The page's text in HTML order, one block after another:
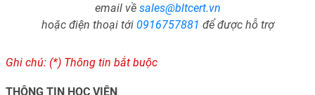
email về sales@bltcert.vn
hoặc điện thoại tới 0916757881 để được hỗ trợ
Ghi chú: (*) Thông tin bắt buộc
THÔNG TIN HỌC VIÊN